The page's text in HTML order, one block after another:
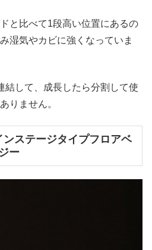
と比べて1段高い位置にあるの
湿気やカビに強くなっていま
結して、成長したら分割して使
りません。
ステージタイプフロアベ
ー